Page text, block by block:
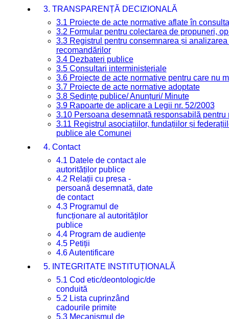
3. TRANSPARENȚĂ DECIZIONALĂ
3.1 Proiecte de acte normative aflate în
3.2 Formular pentru colectarea de propuneri,
3.3 Registrul pentru consemnarea și
recomandărilor
3.4 Dezbateri publice
3.5 Consultari interministeriale
3.6 Proiecte de acte normative pentru care nu
3.7 Proiecte de acte normative adoptate
3.8 Ședințe publice/ Anunțuri/ Minute
3.9 Rapoarte de aplicare a Legii nr. 52/2003
3.10 Persoana desemnată responsabilă
3.11 Registrul asociațiilor, fundațiilor și
publice ale Comunei
4. Contact
4.1 Datele de contact ale
autorităților publice
4.2 Relații cu presa -
persoană desemnată, date
de contact
4.3 Programul de
funcționare al autorităților
publice
4.4 Program de audiențe
4.5 Petiții
4.6 Autentificare
5. INTEGRITATE INSTITUȚIONALĂ
5.1 Cod etic/deontologic/de
conduită
5.2 Lista cuprinzând
cadourile primite
5.3 Mecanismul de